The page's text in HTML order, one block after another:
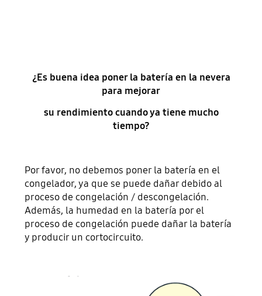
¿Es buena idea poner la batería en la nevera
para mejorar
su rendimiento cuando ya tiene mucho
tiempo?
Por favor, no debemos poner la batería en el
congelador, ya que se puede dañar debido al
proceso de congelación / descongelación.
Además, la humedad en la batería por el
proceso de congelación puede dañar la batería
y producir un cortocircuito.